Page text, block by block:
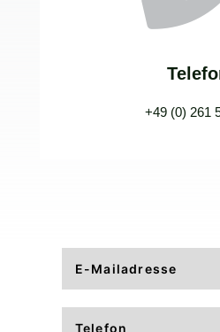
+49 (0) 261